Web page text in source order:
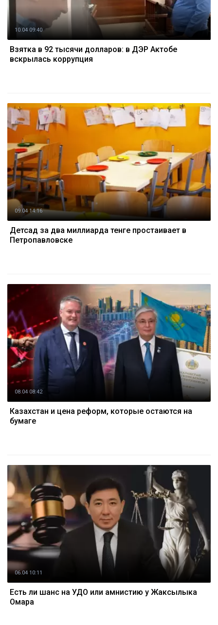
10.04 09:40
Взятка в 92 тысячи долларов: в ДЭР Актобе
вскрылась коррупция
09.04 14:16
Детсад за два миллиарда тенге простаивает в
Петропавловске
08.04 08:42
Казахстан и цена реформ, которые остаются на
бумаге
06.04 10:11
Есть ли шанс на УДО или амнистию у Жаксылыка
Омара